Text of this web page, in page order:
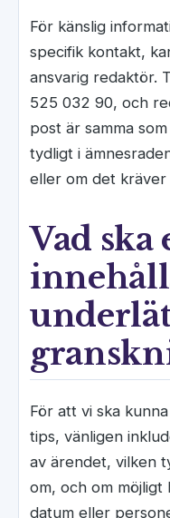
För känslig
specifik kontakt,
ansvarig redaktör.
525 032 90, och
post är samma
tydligt i
eller om det kräver
Vad ska
För att vi ska
tips, vänligen
av ärendet, vilken
om, och om möjligt
datum eller